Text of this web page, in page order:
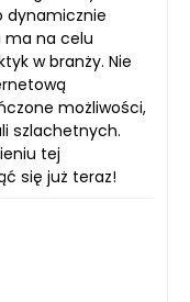
dynamicznie
ma na celu
w branży. Nie
możliwości,
szlachetnych.
tej
się już teraz!